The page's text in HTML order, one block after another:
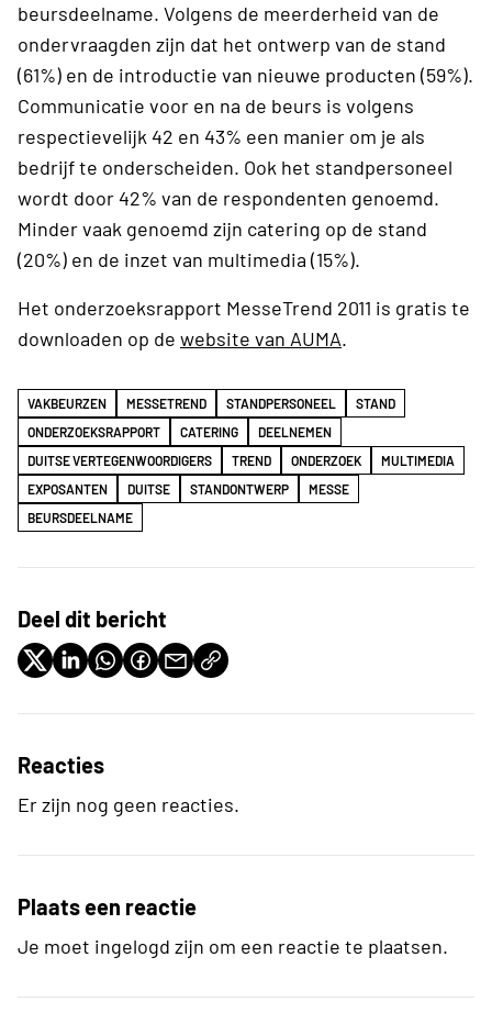
beursdeelname. Volgens de meerderheid van de
ondervraagden zijn dat het ontwerp van de stand
(61%) en de introductie van nieuwe producten (59%).
Communicatie voor en na de beurs is volgens
respectievelijk 42 en 43% een manier om je als
bedrijf te onderscheiden. Ook het standpersoneel
wordt door 42% van de respondenten genoemd.
Minder vaak genoemd zijn catering op de stand
(20%) en de inzet van multimedia (15%).
Het onderzoeksrapport MesseTrend 2011 is gratis te
downloaden op de website van AUMA.
VAKBEURZEN MESSETREND STANDPERSONEEL
STAND
ONDERZOEKSRAPPORT
CATERING
DEELNEMEN
DUITSE VERTEGENWOORDIGERS
TREND ONDERZOEK
MULTIMEDIA
EXPOSANTEN
DUITSE STANDONTWERP
MESSE
BEURSDEELNAME
Deel dit bericht
Reacties
Er zijn nog geen reacties.
Plaats een reactie
Je moet ingelogd zijn om een reactie te plaatsen.